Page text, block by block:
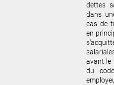
dettes
dans
cas de
en
avant le
du